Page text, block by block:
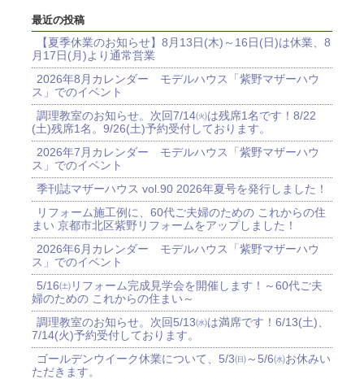
最近の投稿
【夏季休業のお知らせ】8月13日(木)～16日(日)は休業、8
月17日(月)より通常営業
2026年8月カレンダー モデルハウス「紫野マザーハウ
ス」でのイベント
調理教室のお知らせ。次回7/14㈫は残席1名です！8/22
(土)残席1名。9/26(土)予約受付しております。
2026年7月カレンダー モデルハウス「紫野マザーハウ
ス」でのイベント
季刊誌マザーハウス vol.90 2026年夏号を発行しました！
リフォーム施工例に、60代ご夫婦のための これからの住
まい 京都市北区紫野リフォームをアップしました！
2026年6月カレンダー モデルハウス「紫野マザーハウ
ス」でのイベント
5/16㈯リフォーム完成見学会を開催します！～60代ご夫
婦のための これからの住まい～
調理教室のお知らせ。次回5/13㈬は満席です！6/13(土)、
7/14(火)予約受付しております。
ゴールデンウイーク休業について、5/3㈰～5/6㈬お休みい
ただきます。